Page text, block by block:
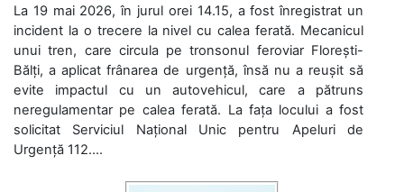
La 19 mai 2026, în jurul orei 14.15, a fost înregistrat un
incident la o trecere la nivel cu calea ferată. Mecanicul
unui tren, care circula pe tronsonul feroviar Florești-
Bălți, a aplicat frânarea de urgență, însă nu a reușit să
evite impactul cu un autovehicul, care a pătruns
neregulamentar pe calea ferată. La fața locului a fost
solicitat Serviciul Național Unic pentru Apeluri de
Urgență 112....